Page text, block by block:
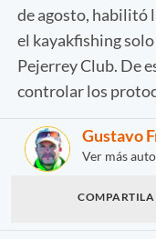
de agosto, habilitó
el kayakfishing
Pejerrey Club. De
controlar los
Gustavo
Ver más
COMPARTILA